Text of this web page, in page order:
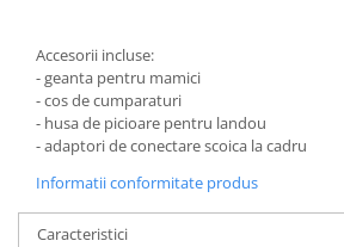
Accesorii incluse:
- geanta pentru mamici
- cos de cumparaturi
- husa de picioare pentru landou
- adaptori de conectare scoica la cadru
Informatii conformitate produs
Caracteristici